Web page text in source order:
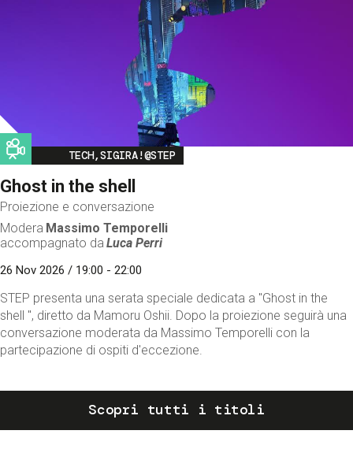
Image
TECH,SIGIRA!@STEP
Ghost in the shell
Proiezione e conversazione
Modera Massimo Temporelli
accompagnato da Luca Perri
26 Nov 2026 / 19:00 - 22:00
STEP presenta una serata speciale dedicata a "Ghost in the
shell ", diretto da Mamoru Oshii. Dopo la proiezione seguirà una
conversazione moderata da Massimo Temporelli con la
partecipazione di ospiti d'eccezione.
Scopri tutti i titoli